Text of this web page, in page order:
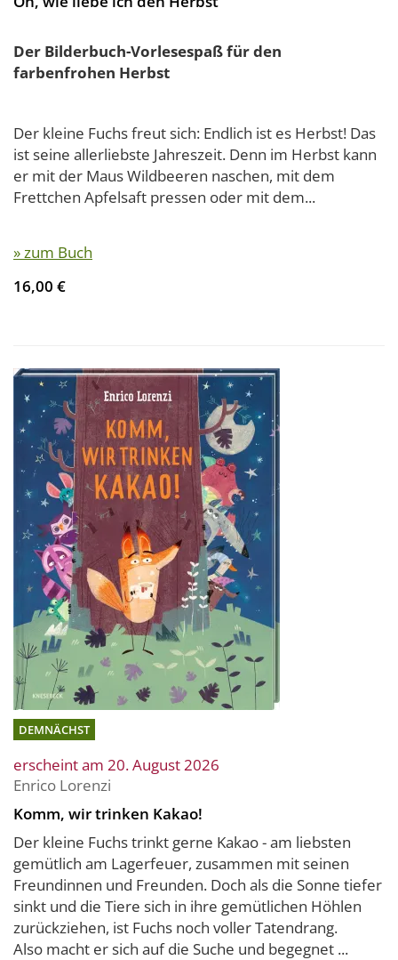
Der Bilderbuch-Vorlesespaß für den
farbenfrohen Herbst
Der kleine Fuchs freut sich: Endlich ist es Herbst! Das
ist seine allerliebste Jahreszeit. Denn im Herbst kann
er mit der Maus Wildbeeren naschen, mit dem
Frettchen Apfelsaft pressen oder mit dem...
» zum Buch
16,00 €
DEMNÄCHST
erscheint am 20. August 2026
Enrico Lorenzi
Komm, wir trinken Kakao!
Der kleine Fuchs trinkt gerne Kakao - am liebsten
gemütlich am Lagerfeuer, zusammen mit seinen
Freundinnen und Freunden. Doch als die Sonne tiefer
sinkt und die Tiere sich in ihre gemütlichen Höhlen
zurückziehen, ist Fuchs noch voller Tatendrang.
Also macht er sich auf die Suche und begegnet ...